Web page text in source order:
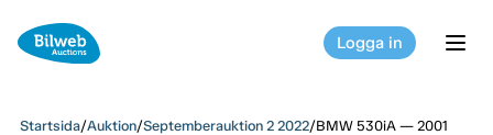
Logga in
Startsida/Auktion/Septemberauktion 2 2022/BMW 530iA — 2001